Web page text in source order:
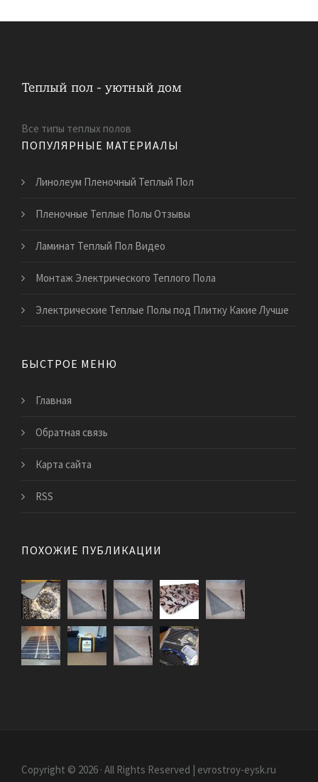
Все типы теплых полов
ПОПУЛЯРНЫЕ МАТЕРИАЛЫ
Линолеум Пленочный Теплый Пол
Пленочные Теплые Полы Отзывы
Ламинат Теплый Пол Видео
Монтаж Электрического Теплого Пола
Электрические Теплые Полы под Плитку Какие Лучше
БЫСТРОЕ МЕНЮ
Главная
Обратная связь
Карта сайта
RSS
ПОХОЖИЕ ПУБЛИКАЦИИ
Copyright © 2026 · All Rights Reserved | evrostroy-eysk.ru